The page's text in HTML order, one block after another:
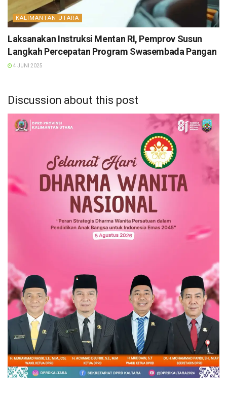
KALIMANTAN UTARA
Laksanakan Instruksi Mentan RI, Pemprov Susun
Langkah Percepatan Program Swasembada Pangan
4 JUNI 2025
Discussion about this post